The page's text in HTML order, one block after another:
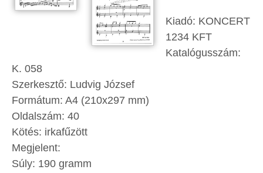
Kiadó: KONCERT
1234 KFT
Katalógusszám:
K. 058
Szerkesztő: Ludvig József
Formátum: A4 (210x297 mm)
Oldalszám: 40
Kötés: irkafűzött
Megjelent:
Súly: 190 gramm